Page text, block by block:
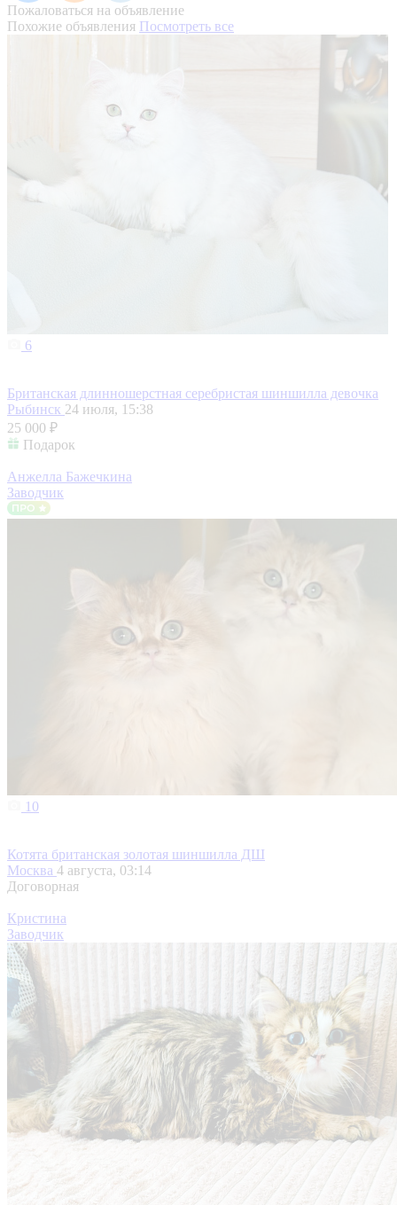
Пожаловаться на объявление
Похожие объявления Посмотреть все
6
Британская длинношерстная серебристая шиншилла девочка
Рыбинск 24 июля, 15:38
25 000 ₽
Подарок
Анжелла Бажечкина
Заводчик
10
Котята британская золотая шиншилла ДШ
Москва 4 августа, 03:14
Договорная
Кристина
Заводчик